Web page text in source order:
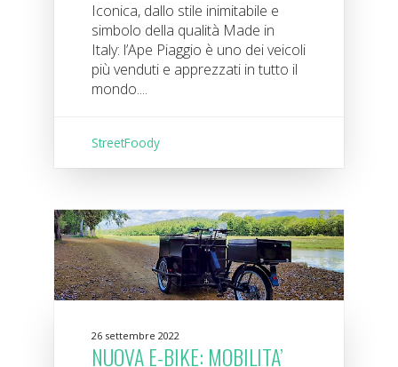
Iconica, dallo stile inimitabile e
simbolo della qualità Made in
Italy: l’Ape Piaggio è uno dei veicoli
più venduti e apprezzati in tutto il
mondo....
StreetFoody
26 settembre 2022
NUOVA E-BIKE: MOBILITA’